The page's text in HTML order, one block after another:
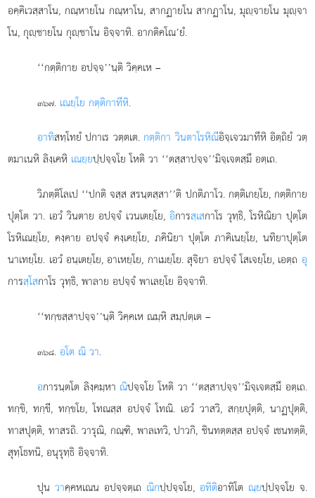
อคฺคิเวสฺสาโน, กณฺหายโน กณฺหาโน, สากฏายโน สากฏาโน, มุฺจายโน มุฺจา
โน, กุฺชายโน กุฺชาโน อิจฺจาทิ. อากติคโณ’ยํ.
‘‘กตฺติกาย อปจฺจ’’นฺติ วิคฺคเห –
๓๖๗. เณยฺโย กตฺติกาทีหิ.
อาทิสทฺโทยํ ปกาเร วตฺตเต. กตฺติกา วินตาโรหิณีอิจฺเจวมาทีหิ อิตฺถิยํ วตฺ
ตมาเนหิ ลิงฺเคหิ เณยฺยปฺปจฺจโย โหติ วา ‘‘ตสฺสาปจฺจ’’มิจฺเจตสฺมึ อตฺเถ.
วิภตฺติโลเป ‘‘ปกติ จสฺส สรนฺตสฺสา’’ติ ปกติภาโว. กตฺติเกยฺโย, กตฺติกาย
ปุตฺโต วา. เอวํ วินตาย อปจฺจํ เวนเตยฺโย, อิการสฺเสกาโร วุทฺธิ, โรหิณิยา ปุตฺโต
โรหิเณยฺโย, คงฺคาย อปจฺจํ คงฺเคยฺโย, ภคินิยา ปุตฺโต ภาคิเนยฺโย, นทิยาปุตฺโต
นาเทยฺโย. เอวํ อนฺเตยฺโย, อาเหยฺโย, กาเมยฺโย. สุจิยา อปจฺจํ โสเจยฺโย, เอตฺถ อุ
การสฺโสกาโร วุทฺธิ, พาลาย อปจฺจํ พาเลยฺโย อิจฺจาทิ.
‘‘ทกฺขสฺสาปจฺจ’’นฺติ วิคฺคเห ณมฺหิ สมฺปตฺเต –
๓๖๘.อโต ณิ วา.
อการนฺตโต ลิงฺคมฺหาณิปจฺจโย โหติ วา ‘‘ตสฺสาปจฺจ’’มิจฺเจตสฺมึ อตฺเถ.
ทกฺขิ, ทกฺขี, ทกฺขโย, โทณสฺส อปจฺจํ โทณิ. เอวํ วาสวิ, สกฺยปุตฺติ, นาฏปุตฺติ,
ทาสปุตฺติ, ทาสรถิ. วารุณิ, กณฺฑิ, พาลเทวิ, ปาวกิ, ชินทตฺตสฺส อปจฺจํ เชนทตฺติ,
สุทฺโธทนิ, อนุรุทฺธิ อิจฺจาทิ.
ปุน วาคฺคหเณน อปจฺจตฺเถ ณิกปฺปจฺจโย, อทิติอาทิโต ณฺยปฺปจฺจโย จ.